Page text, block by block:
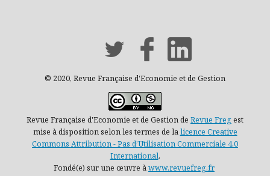
© 2020, Revue Française d'Economie et de Gestion
Revue Française d'Economie et de Gestion de Revue Fregest
mise à disposition selon les termes de lalicence Creative
Commons Attribution - Pas d’Utilisation Commerciale 4.0
International.
Fondé(e) sur une œuvre àwww.revuefreg.fr